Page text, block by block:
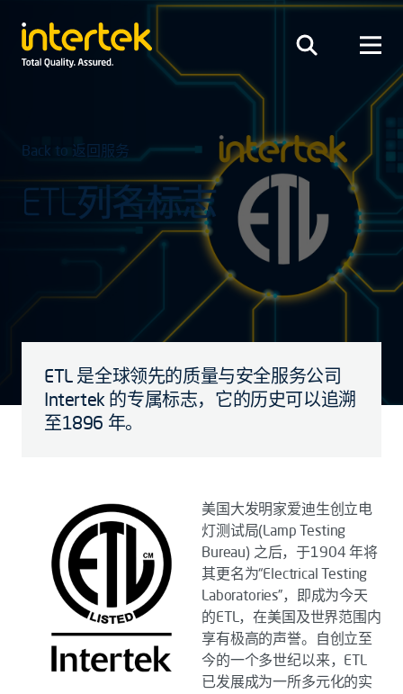
Back to 返回服务
ETL列名标志
ETL 是全球领先的质量与安全服务公司
Intertek 的专属标志，它的历史可以追溯
至1896 年。
美国大发明家爱迪生创立电
灯测试局(Lamp Testing
Bureau) 之后，于1904 年将
其更名为“Electrical Testing
Laboratories”，即成为今天
的ETL，在美国及世界范围内
享有极高的声誉。自创立至
今的一个多世纪以来，ETL
已发展成为一所多元化的实